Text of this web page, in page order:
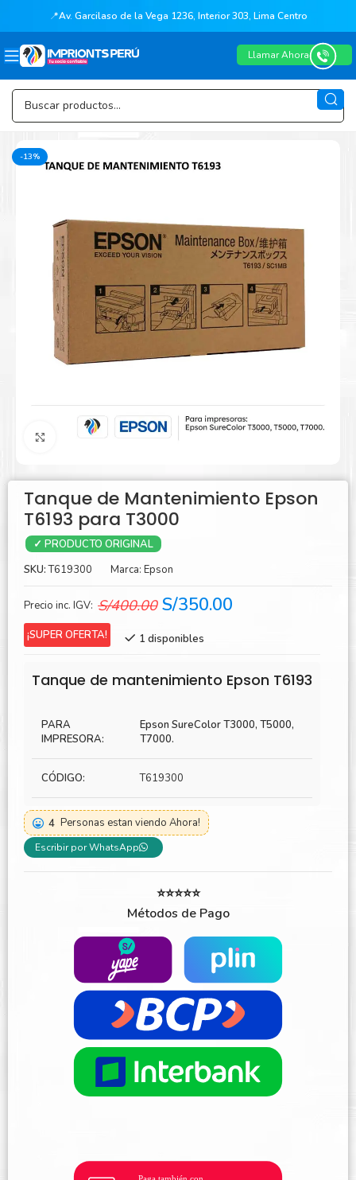
📍Av. Garcilaso de la Vega 1236, Interior 303, Lima Centro
Llamar Ahora
-13%
Agrandar
Tanque de Mantenimiento Epson
T6193 para T3000
✓ PRODUCTO ORIGINAL
SKU:T619300 Marca: Epson
Precio inc. IGV: S/400.00 El
original
S/400.00.
S/350.00
S/350.00.
¡SUPER OFERTA! 1 disponibles
Tanque de mantenimiento Epson T6193
PARA
IMPRESORA:
Epson SureColor T3000, T5000,
T7000.
CÓDIGO: T619300
4 Personas estan viendo Ahora!
Escribir por WhatsApp
⭐⭐⭐⭐⭐
Métodos de Pago